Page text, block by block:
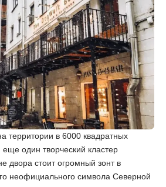
территории в 6000 квадратных
один творческий кластер
двора стоит огромный зонт в
неофициального символа Северной